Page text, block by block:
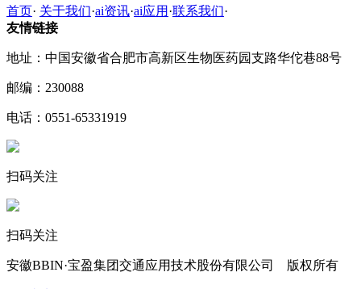
首页· 关于我们·ai资讯·ai应用 ·联系我们·
友情链接
地址：中国安徽省合肥市高新区生物医药园支路华佗巷88号
邮编：230088
电话：0551-65331919
扫码关注
扫码关注
安徽BBIN·宝盈集团交通应用技术股份有限公司 版权所有